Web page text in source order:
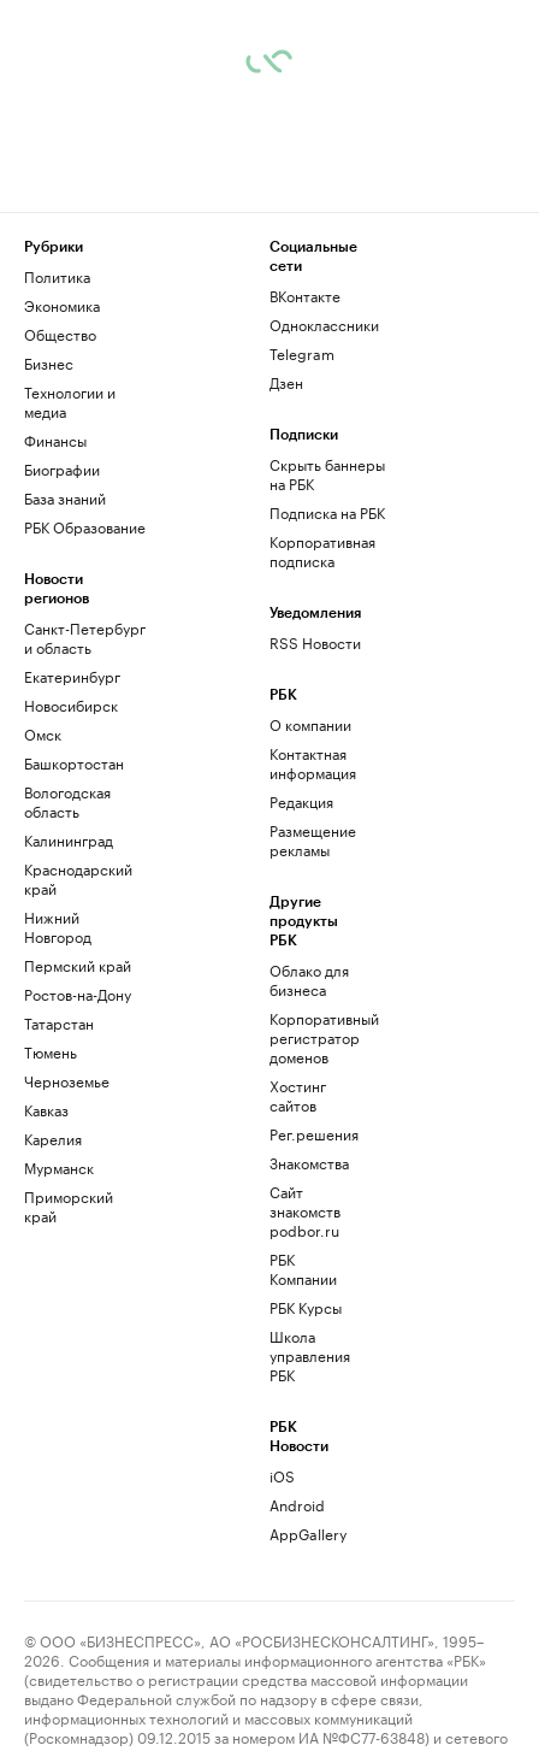
Рубрики
Политика
Экономика
Общество
Бизнес
Технологии и
медиа
Финансы
Биографии
База знаний
РБК Образование
Новости
регионов
Санкт-Петербург
и область
Екатеринбург
Новосибирск
Омск
Башкортостан
Вологодская
область
Калининград
Краснодарский
край
Нижний
Новгород
Пермский край
Ростов-на-Дону
Татарстан
Тюмень
Черноземье
Кавказ
Карелия
Мурманск
Приморский
край
Социальные
сети
ВКонтакте
Одноклассники
Telegram
Дзен
Подписки
Скрыть баннеры
на РБК
Подписка на РБК
Корпоративная
подписка
Уведомления
RSS Новости
РБК
О компании
Контактная
информация
Редакция
Размещение
рекламы
Другие
продукты
РБК
Облако для
бизнеса
Корпоративный
регистратор
доменов
Хостинг
сайтов
Рег.решения
Знакомства
Сайт
знакомств
podbor.ru
РБК
Компании
РБК Курсы
Школа
управления
РБК
РБК
Новости
iOS
Android
AppGallery
© ООО «БИЗНЕСПРЕСС», АО «РОСБИЗНЕСКОНСАЛТИНГ», 1995–
2026. Сообщения и материалы информационного агентства «РБК»
(свидетельство о регистрации средства массовой информации
выдано Федеральной службой по надзору в сфере связи,
информационных технологий и массовых коммуникаций
(Роскомнадзор) 09.12.2015 за номером ИА №ФС77-63848) и сетевого